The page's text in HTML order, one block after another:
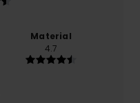
Material
4.7